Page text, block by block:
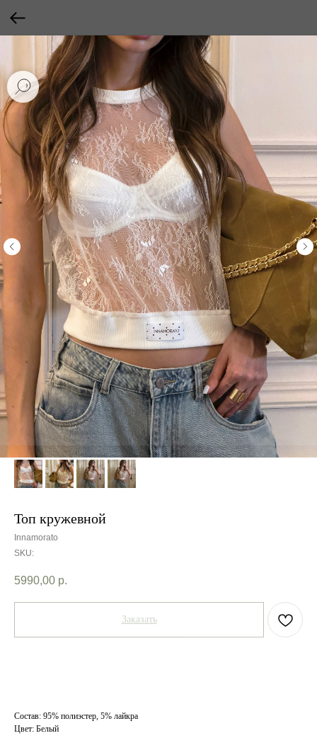
Топ кружевной
Innamorato
SKU:
5990,00 р.
Заказать
Состав: 95% полиэстер, 5% лайкра
Цвет: Белый